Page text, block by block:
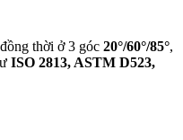
thời ở 3 góc 20°/60°/85°,
ISO 2813, ASTM D523,